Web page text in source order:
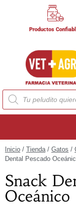
Productos
Inicio / Tienda/ Gatos /
Dental Pescado
Snack
Oceánico